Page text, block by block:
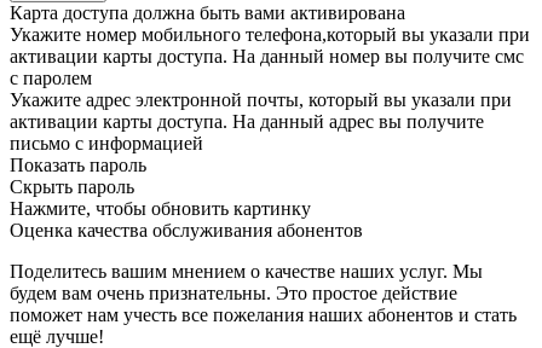
Карта доступа должна быть вами активирована
Укажите номер мобильного телефона,который вы указали при
активации карты доступа. На данный номер вы получите смс
с паролем
Укажите адрес электронной почты, который вы указали при
активации карты доступа. На данный адрес вы получите
письмо с информацией
Показать пароль
Скрыть пароль
Нажмите, чтобы обновить картинку
Оценка качества обслуживания абонентов
Поделитесь вашим мнением о качестве наших услуг. Мы
будем вам очень признательны. Это простое действие
поможет нам учесть все пожелания наших абонентов и стать
ещё лучше!